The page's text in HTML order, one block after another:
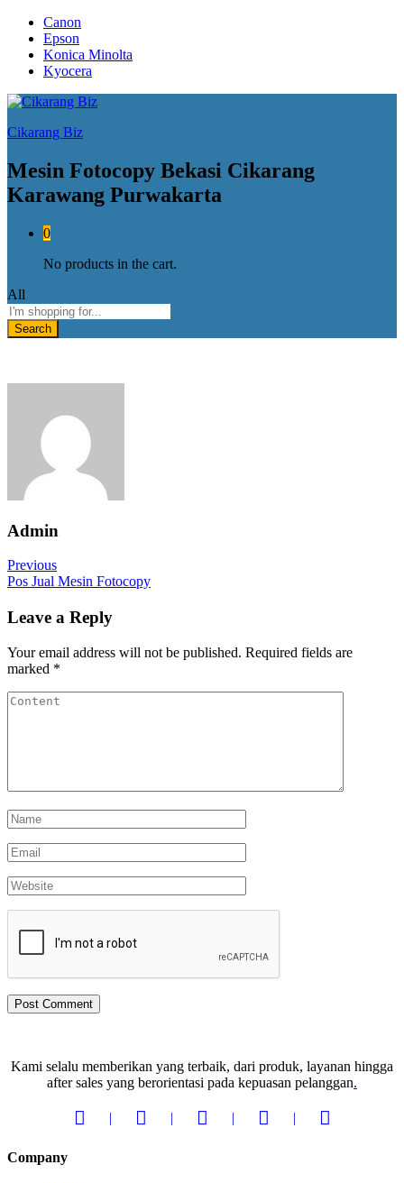
Canon
Epson
Konica Minolta
Kyocera
Cikarang Biz
Mesin Fotocopy Bekasi Cikarang
Karawang Purwakarta
0
No products in the cart.
All
Search
Admin
Previous
Pos Jual Mesin Fotocopy
Leave a Reply
Your email address will not be published. Required fields are
marked *
Kami selalu memberikan yang terbaik, dari produk, layanan hingga
after sales yang berorientasi pada kepuasan pelanggan.
Company